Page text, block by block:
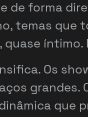
de forma
temas que
Os
que